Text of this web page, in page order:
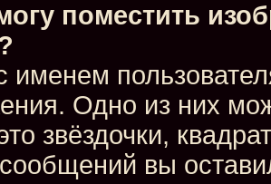
поместить
именем
Одно из них
звёздочки,
вы